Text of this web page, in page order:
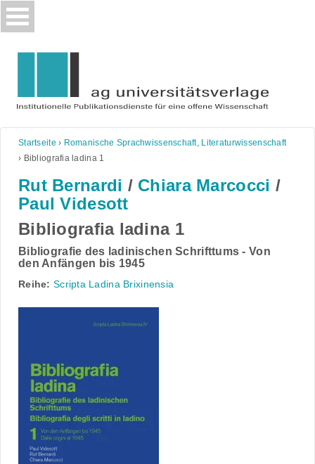
Skip
to
Startseite › Romanische Sprachwissenschaft, Literaturwissenschaft
› Bibliografia ladina 1
Rut Bernardi / Chiara Marcocci /
Paul Videsott
Bibliografia ladina 1
Bibliografie des ladinischen Schrifttums - Von
den Anfängen bis 1945
Reihe: Scripta Ladina Brixinensia